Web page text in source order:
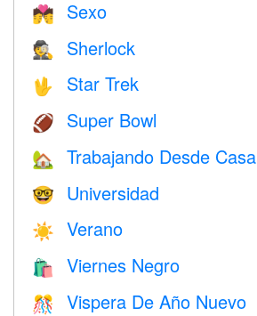
💏 Sexo
🕵️ Sherlock
🖖 Star Trek
🏈 Super Bowl
🏡 Trabajando Desde Casa
🤓 Universidad
☀️ Verano
🛍 Viernes Negro
🎊 Vispera De Año Nuevo